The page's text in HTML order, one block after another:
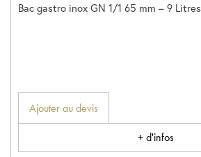
Bac gastro inox GN 1/1 65 mm – 9 Litres
Ajouter au devis
+ d'infos